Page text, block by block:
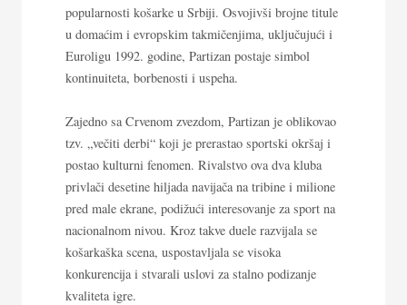
popularnosti košarke u Srbiji. Osvojivši brojne titule
u domaćim i evropskim takmičenjima, uključujući i
Euroligu 1992. godine, Partizan postaje simbol
kontinuiteta, borbenosti i uspeha.
Zajedno sa Crvenom zvezdom, Partizan je oblikovao
tzv. „večiti derbi“ koji je prerastao sportski okršaj i
postao kulturni fenomen. Rivalstvo ova dva kluba
privlači desetine hiljada navijača na tribine i milione
pred male ekrane, podižući interesovanje za sport na
nacionalnom nivou. Kroz takve duele razvijala se
košarkaška scena, uspostavljala se visoka
konkurencija i stvarali uslovi za stalno podizanje
kvaliteta igre.